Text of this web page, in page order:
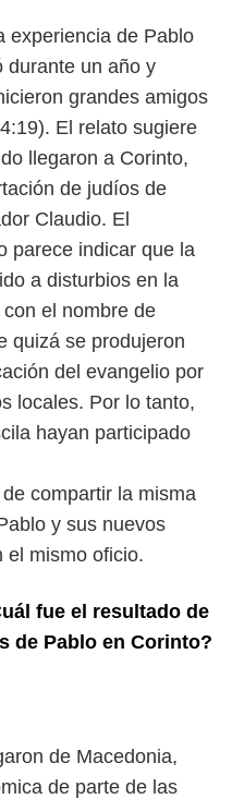
experiencia de Pablo
durante un año y
grandes amigos
El relato sugiere
llegaron a Corinto,
de judíos de
Claudio. El
parece indicar que la
a disturbios en la
el nombre de
quizá se produjeron
del evangelio por
locales. Por lo tanto,
hayan participado
compartir la misma
y sus nuevos
el mismo oficio.
fue el resultado de
de Pablo en Corinto?
de Macedonia,
de parte de las